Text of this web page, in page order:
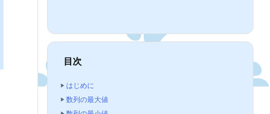
目次
はじめに
数列の最大値